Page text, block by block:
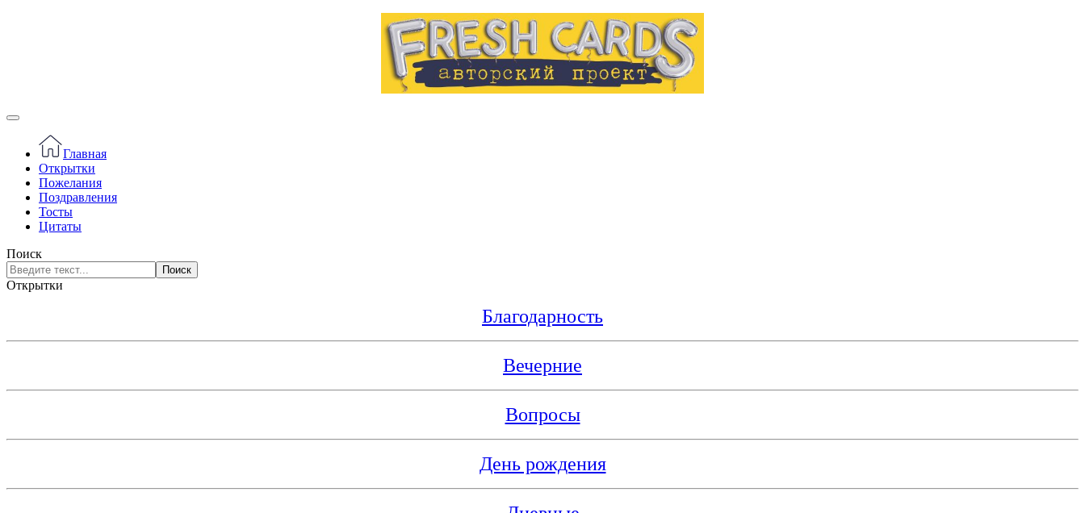
Главная
Открытки
Пожелания
Поздравления
Тосты
Цитаты
Поиск
Поиск
Открытки
Благодарность
Вечерние
Вопросы
День рождения